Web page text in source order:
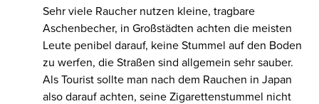
Sehr viele Raucher nutzen kleine, tragbare
Aschenbecher, in Großstädten achten die meisten
Leute penibel darauf, keine Stummel auf den Boden
zu werfen, die Straßen sind allgemein sehr sauber.
Als Tourist sollte man nach dem Rauchen in Japan
also darauf achten, seine Zigarettenstummel nicht